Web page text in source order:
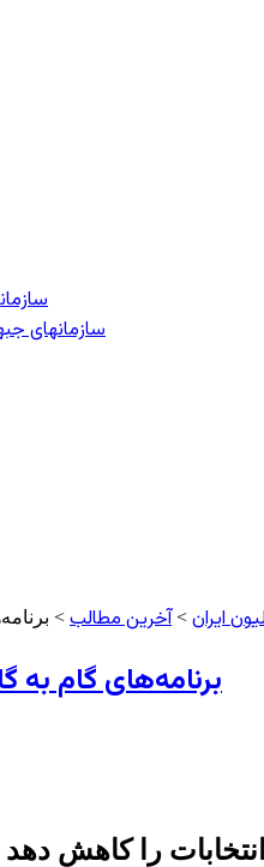
-
- سازمانهای
ایران >آخرین مطالب >
برنامه‌های گام به
را کاهش دهد